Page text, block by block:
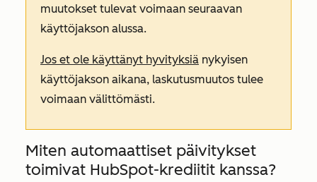
muutokset tulevat voimaan seuraavan
käyttöjakson alussa.
Jos et ole käyttänyt hyvityksiä nykyisen
käyttöjakson aikana, laskutusmuutos tulee
voimaan välittömästi.
Miten automaattiset päivitykset
toimivat HubSpot-krediitit kanssa?